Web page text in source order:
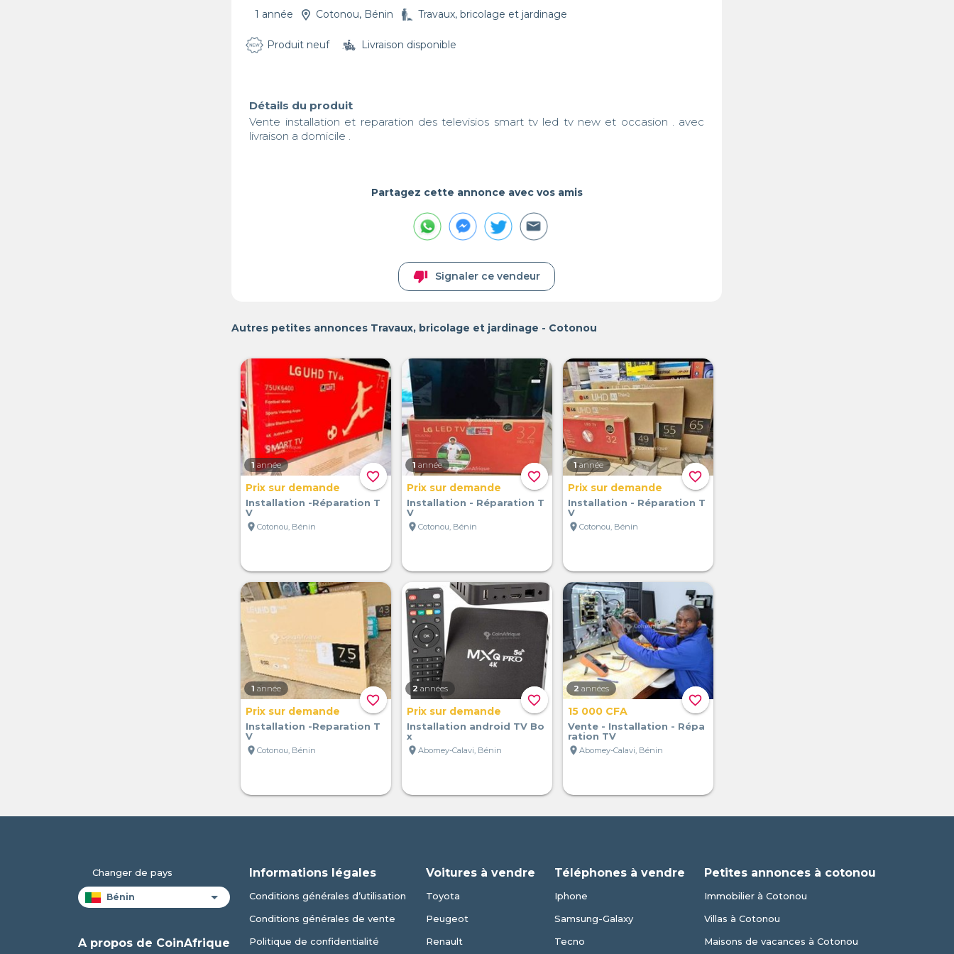
1 année Cotonou, Bénin Travaux, bricolage et jardinage
Produit neuf Livraison disponible
Détails du produit
Vente installation et reparation des televisios smart tv led tv new et occasion . avec
livraison a domicile .
Partagez cette annonce avec vos amis
thumb_down Signaler ce vendeur
Autres petites annonces Travaux, bricolage et jardinage - Cotonou
favorite_border
1 année
Prix sur demande
Installation -Réparation T
V
location_on Cotonou, Bénin
favorite_border
1 année
Prix sur demande
Installation - Réparation T
V
location_on Cotonou, Bénin
favorite_border
1 année
Prix sur demande
Installation - Réparation T
V
location_on Cotonou, Bénin
favorite_border
1 année
Prix sur demande
Installation -Reparation T
V
location_on Cotonou, Bénin
favorite_border
2 années
Prix sur demande
Installation android TV Bo
x
location_on Abomey-Calavi, Bénin
favorite_border
2 années
15 000 CFA
Vente - Installation - Répa
ration TV
location_on Abomey-Calavi, Bénin
Changer de pays
A propos de CoinAfrique
Informations légales
Conditions générales d’utilisation
Conditions générales de vente
Politique de confidentialité
Voitures à vendre
Toyota
Peugeot
Renault
Téléphones à vendre
Iphone
Samsung-Galaxy
Tecno
Petites annonces à cotonou
Immobilier à Cotonou
Villas à Cotonou
Maisons de vacances à Cotonou